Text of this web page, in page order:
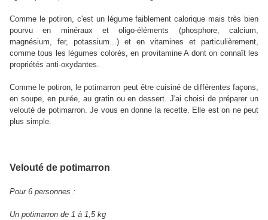
Comme le potiron, c'est un légume faiblement calorique mais très bien
pourvu en minéraux et oligo-éléments (phosphore, calcium,
magnésium, fer, potassium...) et en vitamines et particulièrement,
comme tous les légumes colorés, en provitamine A dont on connaît les
propriétés anti-oxydantes.
Comme le potiron, le potimarron peut être cuisiné de différentes façons,
en soupe, en purée, au gratin ou en dessert. J'ai choisi de préparer un
velouté de potimarron. Je vous en donne la recette. Elle est on ne peut
plus simple.
Velouté de potimarron
Pour 6 personnes :
Un potimarron de 1 à 1,5 kg